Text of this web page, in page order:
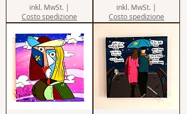
inkl. MwSt. |
Costo spedizione
inkl. MwSt. |
Costo spedizione